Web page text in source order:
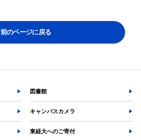
前のページに戻る
図書館
キャンパスカメラ
東経大へのご寄付